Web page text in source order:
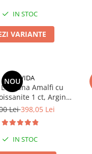
IN STOC
VARIANTE
NOU
UNA VIDA
Amalfi cu
1 ct, Argint
925
Lei398,05 Lei
IN STOC